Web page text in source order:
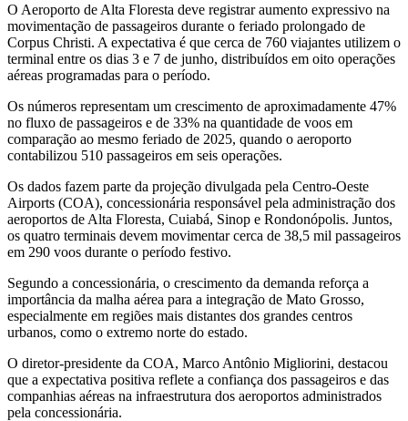
O Aeroporto de Alta Floresta deve registrar aumento expressivo na
movimentação de passageiros durante o feriado prolongado de
Corpus Christi. A expectativa é que cerca de 760 viajantes utilizem o
terminal entre os dias 3 e 7 de junho, distribuídos em oito operações
aéreas programadas para o período.
Os números representam um crescimento de aproximadamente 47%
no fluxo de passageiros e de 33% na quantidade de voos em
comparação ao mesmo feriado de 2025, quando o aeroporto
contabilizou 510 passageiros em seis operações.
Os dados fazem parte da projeção divulgada pela Centro-Oeste
Airports (COA), concessionária responsável pela administração dos
aeroportos de Alta Floresta, Cuiabá, Sinop e Rondonópolis. Juntos,
os quatro terminais devem movimentar cerca de 38,5 mil passageiros
em 290 voos durante o período festivo.
Segundo a concessionária, o crescimento da demanda reforça a
importância da malha aérea para a integração de Mato Grosso,
especialmente em regiões mais distantes dos grandes centros
urbanos, como o extremo norte do estado.
O diretor-presidente da COA, Marco Antônio Migliorini, destacou
que a expectativa positiva reflete a confiança dos passageiros e das
companhias aéreas na infraestrutura dos aeroportos administrados
pela concessionária.